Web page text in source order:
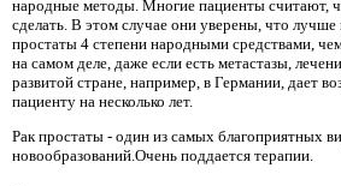
народные методы. Многие пациенты считают,
сделать. В этом случае они уверены, что лучше
простаты 4 степени народными средствами,
на самом деле, даже если есть метастазы,
развитой стране, например, в Германии, дает
пациенту на несколько лет.
Рак простаты - один из самых благоприятных
новообразований.Очень поддается терапии.